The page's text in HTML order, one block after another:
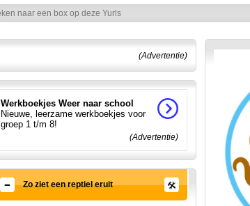
(Advertentie)
Werkboekjes Weer naar school
Nieuwe, leerzame werkboekjes voor
groep 1 t/m 8!
(Advertentie)
Zo ziet een reptiel eruit